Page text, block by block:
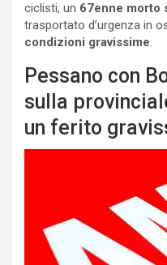
ciclisti, un 67enne morto
trasportato d’urgenza in
condizioni gravissime.
Pessano con
sulla
un ferito